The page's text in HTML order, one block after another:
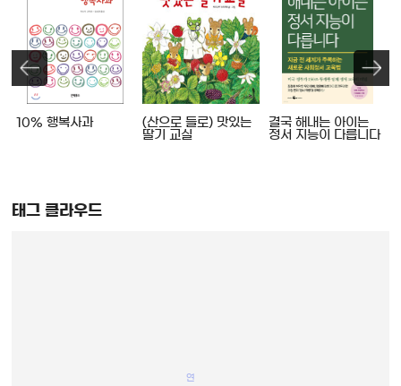
10% 행복사과
(산으로 들로) 맛있는
딸기 교실
결국 해내는 아이는
정서 지능이 다릅니다
태그 클라우드
연